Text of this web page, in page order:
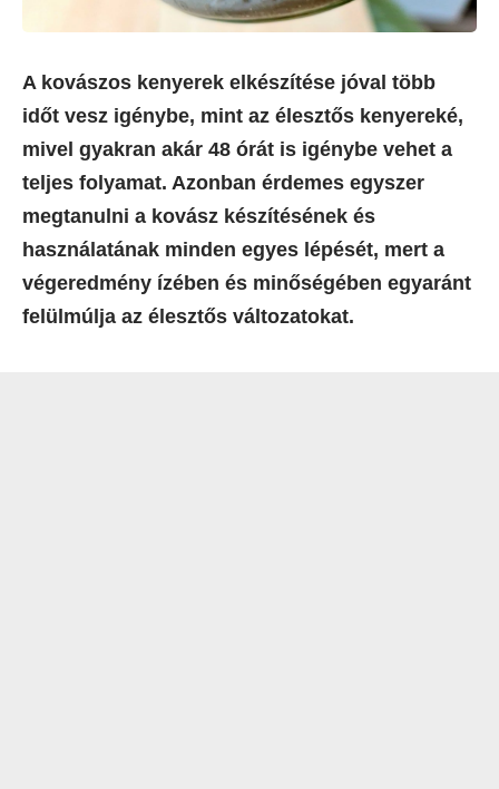
A kovászos kenyerek elkészítése jóval több
időt vesz igénybe, mint az élesztős kenyereké,
mivel gyakran akár 48 órát is igénybe vehet a
teljes folyamat. Azonban érdemes egyszer
megtanulni a kovász készítésének és
használatának minden egyes lépését, mert a
végeredmény ízében és minőségében egyaránt
felülmúlja az élesztős változatokat.